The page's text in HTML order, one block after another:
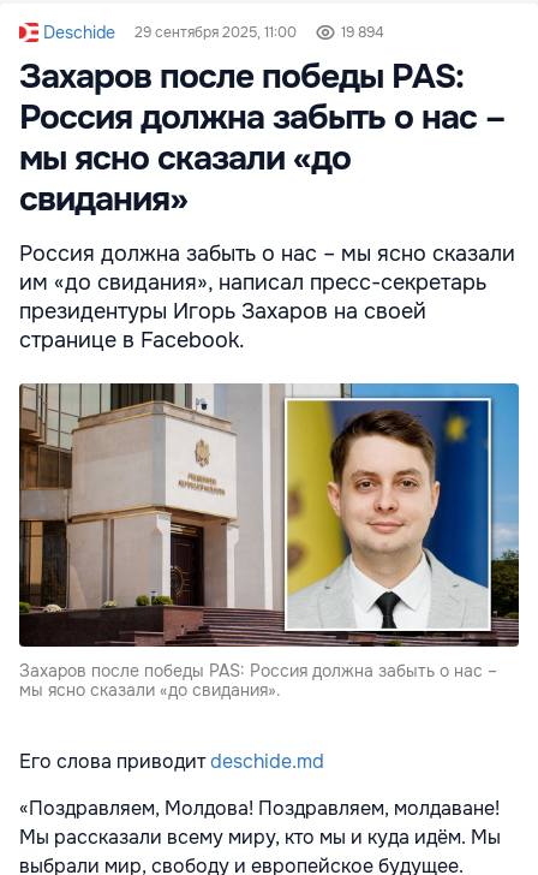
Deschide 29 сентября 2025, 11:00 19 894
Захаров после победы PAS:
Россия должна забыть о нас –
мы ясно сказали «до
свидания»
Россия должна забыть о нас – мы ясно сказали
им «до свидания», написал пресс-секретарь
президентуры Игорь Захаров на своей
странице в Facebook.
Захаров после победы PAS: Россия должна забыть о нас –
мы ясно сказали «до свидания».
Его слова приводитdeschide.md
«Поздравляем, Молдова! Поздравляем, молдаване!
Мы рассказали всему миру, кто мы и куда идём. Мы
выбрали мир, свободу и европейское будущее.